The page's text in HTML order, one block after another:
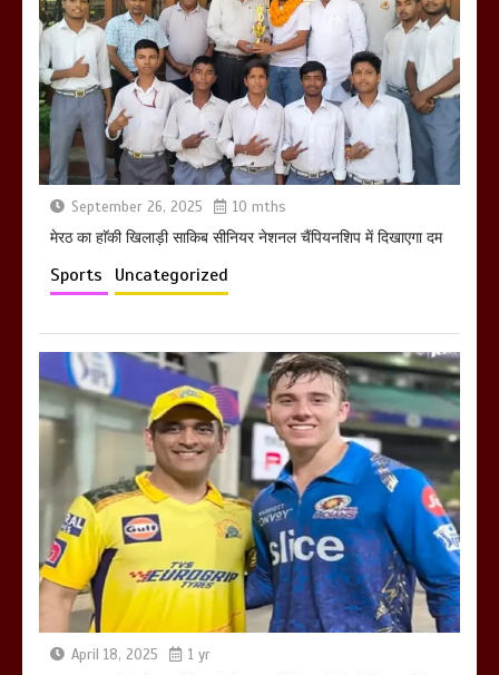
मेरठ सुराजकुंड शमशान घाट में चिता से अस्थि
उठाकर खाते कुत्ते का वीडियो इंटरनेट पर जमकर
हो रहा वायरल
March 6, 2025
होलिका रखने पर लात मार कर होलिका को किया
तहस नहस,मोहल्ले वालों के साथ की गई गाली
खराबा,
March 11, 2025
September 26, 2025 10 mths
मेरठ का हाॅकी खिलाड़ी साकिब सीनियर नेशनल चैंपियनशिप में दिखाएगा दम
Sports Uncategorized
April 18, 2025 1 yr